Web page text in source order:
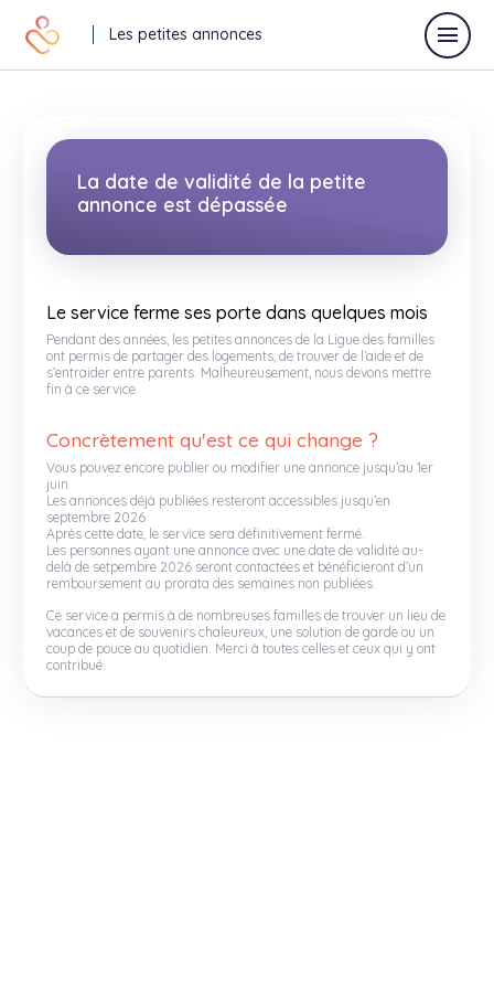
Les petites annonces
Déposer une annonce
Toutes les annonces
Annonces relaisparents
J'offre
Je recherche
Autres
La date de validité de la petite
annonce est dépassée
Le service ferme ses porte dans quelques mois
Pendant des années, les petites annonces de la Ligue des familles
ont permis de partager des logements, de trouver de l’aide et de
s’entraider entre parents. Malheureusement, nous devons mettre
fin à ce service.
Concrètement qu'est ce qui change ?
Vous pouvez encore publier ou modifier une annonce jusqu’au 1er
juin.
Les annonces déjà publiées resteront accessibles jusqu’en
septembre 2026
Après cette date, le service sera définitivement fermé.
Les personnes ayant une annonce avec une date de validité au-
delà de setpembre 2026 seront contactées et bénéficieront d’un
remboursement au prorata des semaines non publiées.
Ce service a permis à de nombreuses familles de trouver un lieu de
vacances et de souvenirs chaleureux, une solution de garde ou un
coup de pouce au quotidien. Merci à toutes celles et ceux qui y ont
contribué.